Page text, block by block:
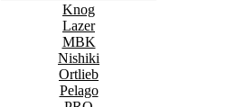
Knog
Lazer
MBK
Nishiki
Ortlieb
Pelago